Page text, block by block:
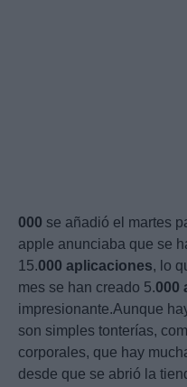
000 se añadió el martes
apple anunciaba que se
15.000 aplicaciones, lo
mes se han creado 5.000
impresionante.Aunque
son simples tonterías,
corporales, que hay
desde que se abrió la